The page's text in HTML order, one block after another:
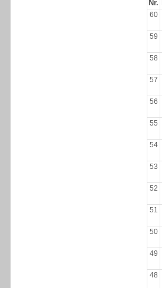
Nr.
60
59
58
57
56
55
54
53
52
51
50
49
48